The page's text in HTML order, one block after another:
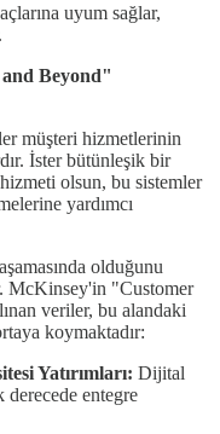
uyum sağlar,
Beyond"
müşteri hizmetlerinin
İster bütünleşik bir
olsun, bu sistemler
yardımcı
olduğunu
McKinsey'in "Customer
veriler, bu alandaki
koymaktadır:
Yatırımları: Dijital
derecede entegre